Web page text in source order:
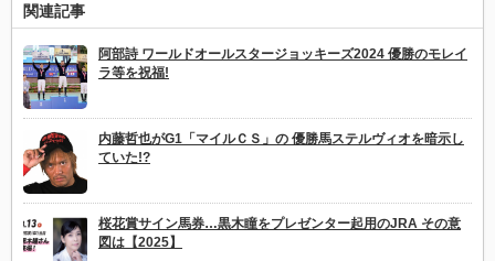
関連記事
阿部詩 ワールドオールスタージョッキーズ2024 優勝のモレイ
ラ等を祝福!
内藤哲也がG1「マイルＣＳ」の 優勝馬ステルヴィオを暗示し
ていた!?
桜花賞サイン馬券…黒木瞳をプレゼンター起用のJRA その意
図は【2025】